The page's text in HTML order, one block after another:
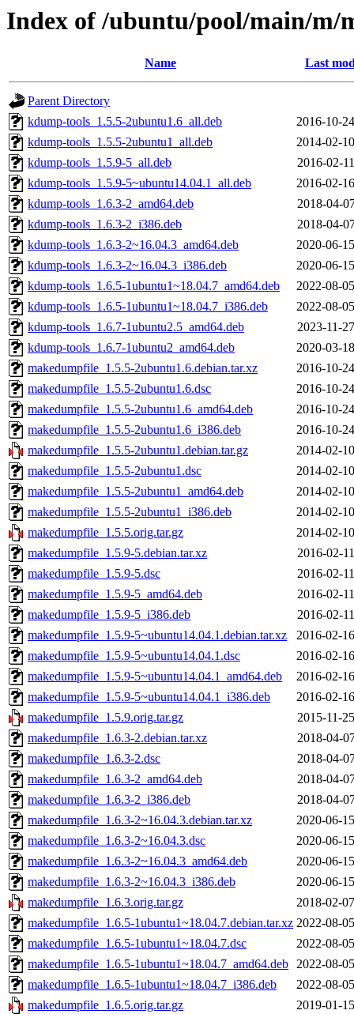
Index of /ubuntu/pool/main/m/
Name Last
Parent Directory
kdump-tools_1.5.5-2ubuntu1.6_all.deb
2016-10-
kdump-tools_1.5.5-2ubuntu1_all.deb
2014-02-
kdump-tools_1.5.9-5_all.deb
2016-02-
kdump-tools_1.5.9-5~ubuntu14.04.1_all.deb
2016-02-
kdump-tools_1.6.3-2_amd64.deb
2018-04-
kdump-tools_1.6.3-2_i386.deb
2018-04-
kdump-tools_1.6.3-2~16.04.3_amd64.deb
2020-06-
kdump-tools_1.6.3-2~16.04.3_i386.deb
2020-06-
kdump-tools_1.6.5-1ubuntu1~18.04.7_amd64.deb
2022-08-
kdump-tools_1.6.5-1ubuntu1~18.04.7_i386.deb
2022-08-
kdump-tools_1.6.7-1ubuntu2.5_amd64.deb
2023-11-
kdump-tools_1.6.7-1ubuntu2_amd64.deb
2020-03-
makedumpfile_1.5.5-2ubuntu1.6.debian.tar.xz
2016-10-
makedumpfile_1.5.5-2ubuntu1.6.dsc
2016-10-
makedumpfile_1.5.5-2ubuntu1.6_amd64.deb
2016-10-
makedumpfile_1.5.5-2ubuntu1.6_i386.deb
2016-10-
makedumpfile_1.5.5-2ubuntu1.debian.tar.gz
2014-02-
makedumpfile_1.5.5-2ubuntu1.dsc
2014-02-
makedumpfile_1.5.5-2ubuntu1_amd64.deb
2014-02-
makedumpfile_1.5.5-2ubuntu1_i386.deb
2014-02-
makedumpfile_1.5.5.orig.tar.gz
2014-02-
makedumpfile_1.5.9-5.debian.tar.xz
2016-02-
makedumpfile_1.5.9-5.dsc
2016-02-
makedumpfile_1.5.9-5_amd64.deb
2016-02-
makedumpfile_1.5.9-5_i386.deb
2016-02-
makedumpfile_1.5.9-5~ubuntu14.04.1.debian.tar.xz
2016-02-
makedumpfile_1.5.9-5~ubuntu14.04.1.dsc
2016-02-
makedumpfile_1.5.9-5~ubuntu14.04.1_amd64.deb
2016-02-
makedumpfile_1.5.9-5~ubuntu14.04.1_i386.deb
2016-02-
makedumpfile_1.5.9.orig.tar.gz
2015-11-
makedumpfile_1.6.3-2.debian.tar.xz
2018-04-
makedumpfile_1.6.3-2.dsc
2018-04-
makedumpfile_1.6.3-2_amd64.deb
2018-04-
makedumpfile_1.6.3-2_i386.deb
2018-04-
makedumpfile_1.6.3-2~16.04.3.debian.tar.xz
2020-06-
makedumpfile_1.6.3-2~16.04.3.dsc
2020-06-
makedumpfile_1.6.3-2~16.04.3_amd64.deb
2020-06-
makedumpfile_1.6.3-2~16.04.3_i386.deb
2020-06-
makedumpfile_1.6.3.orig.tar.gz
2018-02-
makedumpfile_1.6.5-1ubuntu1~18.04.7.debian.tar.xz 2022-08-
makedumpfile_1.6.5-1ubuntu1~18.04.7.dsc
2022-08-
makedumpfile_1.6.5-1ubuntu1~18.04.7_amd64.deb 2022-08-
makedumpfile_1.6.5-1ubuntu1~18.04.7_i386.deb
2022-08-
makedumpfile_1.6.5.orig.tar.gz
2019-01-